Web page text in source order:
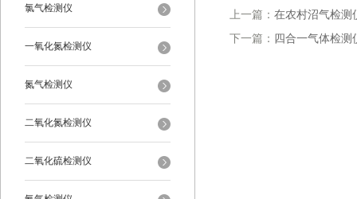
氯气检测仪
一氧化氮检测仪
氮气检测仪
二氧化氮检测仪
二氧化硫检测仪
上一篇： 在农村沼气检测
下一篇： 四合一气体检测